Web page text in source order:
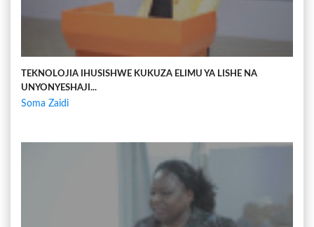
TEKNOLOJIA IHUSISHWE KUKUZA ELIMU YA LISHE NA
UNYONYESHAJI...
Soma Zaidi